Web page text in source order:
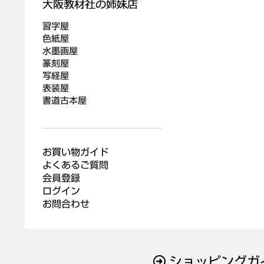
習字屋
色紙屋
水墨画屋
篆刻屋
写経屋
表装屋
書道古本屋
お買い物ガイド
よくあるご質問
会員登録
ログイン
お問合わせ